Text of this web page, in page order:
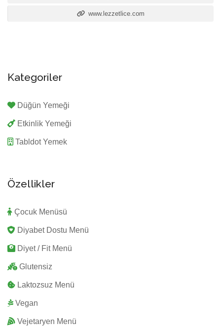
www.lezzetlice.com
Kategoriler
Düğün Yemeği
Etkinlik Yemeği
Tabldot Yemek
Özellikler
Çocuk Menüsü
Diyabet Dostu Menü
Diyet / Fit Menü
Glutensiz
Laktozsuz Menü
Vegan
Vejetaryen Menü